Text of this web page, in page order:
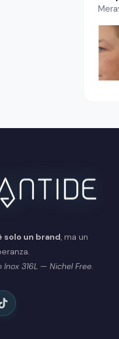
solo un brand, ma un
Inox 316L — Nichel Free.